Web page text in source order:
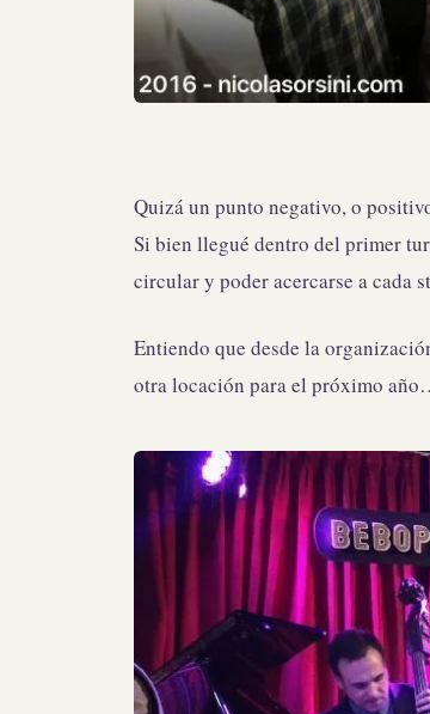
Quizá un punto negativo, o
Si bien llegué dentro del primer
circular y poder acercarse a cada
Entiendo que desde la
otra locación para el próximo